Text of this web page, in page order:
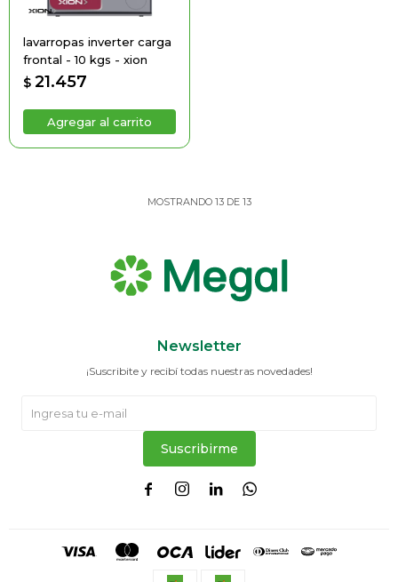
lavarropas inverter carga
frontal - 10 kgs - xion
$ 21.457
MOSTRANDO 13DE 13
Newsletter
¡Suscribite y recibí todas nuestras novedades!
Suscribirme
   